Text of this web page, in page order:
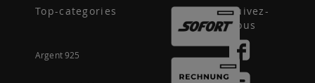
Top-categories
Argent 925
Suivez-
nous